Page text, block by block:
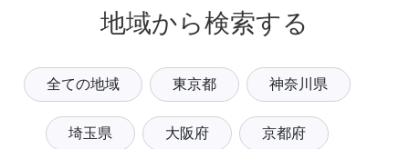
地域から検索する
全ての地域 東京都 神奈川県
埼玉県 大阪府 京都府